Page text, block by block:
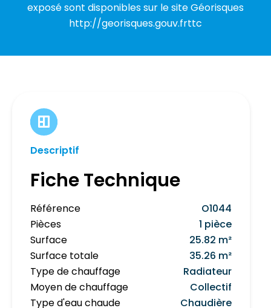
exposé sont disponibles sur le site Géorisques
http://georisques.gouv.frttc
Descriptif
Fiche Technique
Référence
O1044
Pièces
1 pièce
Surface
25.82 m²
Surface totale
35.26 m²
Type de chauffage
Radiateur
Moyen de chauffage
Collectif
Type d'eau chaude
Chaudière